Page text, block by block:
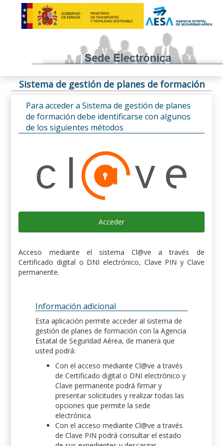
Sistema de gestión de planes de formación
Para acceder a Sistema de gestión de planes
de formación debe identificarse con algunos
de los siguientes métodos
Acceder
Acceso mediante el sistema Cl@ve a través de
Certificado digital o DNI electrónico, Clave PIN y Clave
permanente.
Información adicional
Esta aplicación permite acceder al sistema de
gestión de planes de formación con la Agencia
Estatal de Seguridad Aérea, de manera que
usted podrá:
Con el acceso mediante Cl@ve a través
de Certificado digital o DNI electrónico y
Clave permanente podrá firmar y
presentar solicitudes y realizar todas las
opciones que permite la sede
electrónica.
Con el acceso mediante Cl@ve a través
de Clave PIN podrá consultar el estado